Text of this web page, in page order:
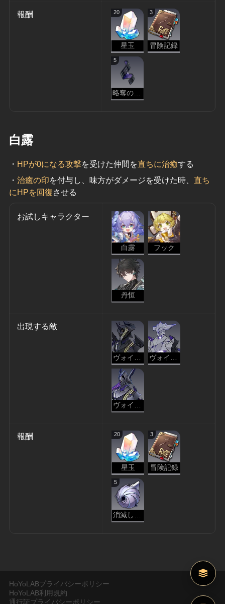
報酬 20
星玉
3
冒険記録
5
略奪の本能
白露
・ HPが0になる攻撃を受けた仲間を直ちに治癒する
・治癒の印を付与し、味方がダメージを受けた時、 直ち
にHPを回復 させる
お試しキャラクター
白露 フック
丹恒
出現する敵
ヴォイドレンジャー・抹消 ヴォイドレンジャー・改ざん
ヴォイドレンジャー・略奪
報酬 20
星玉
3
冒険記録
5
消滅した原核
HoYoLABプライバシーポリシー
HoYoLAB利用規約
通行証プライバシーポリシー